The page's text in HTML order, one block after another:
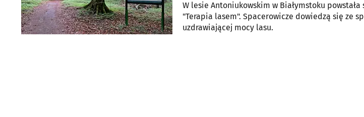
W lesie Antoniukowskim w Białymstoku
"Terapia lasem". Spacerowicze dowiedzą się ze
uzdrawiającej mocy lasu.